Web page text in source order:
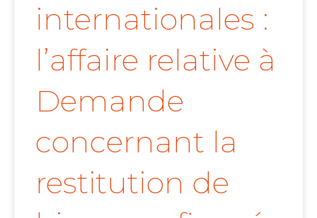
internationales :
l’affaire relative à
Demande
concernant la
restitution de